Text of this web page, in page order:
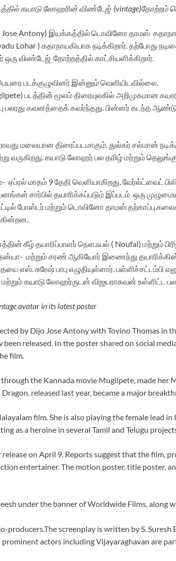
கயாடு லோஹரின் விண்டேஜ் (vintage)தோற்றம்
Antony) இயக்கத்தில் டொவினோ தாமஸ்
Lohar ) கதாநாயகியாக நடிக்கிறார். தற்போது
விண்டேஜ் தோற்றத்தில் காட்சியளிக்கிறார்.
படக்குழுவினர் இன்னும் வெளியிடவில்லை.
படத்தின் மூலம் திரையுலகில் அறிமுகமான
பலரது கவனத்தைக் கவர்ந்தது. பின்னர் கடந்த
மலையான திரைப்படமாகும். துல்கர் சல்மான்
வருகிறது. கயாடு லோஹர் பல தமிழ் மற்றும்
ஏப்ரல் மாதம் 9 தேதி வெளியாகிறது. வேர்ல்ட்வைட்
சார்பில் தயாரிக்கப்படும் இப்படம் ஒரு
போஸ்டர் மற்றும் டொவினோ தாமஸ் தற்காப்பு
கீழ் தயாரிப்பாளர் நௌஃபல் ( Noufal) மற்றும்
மற்றும் சரண் ஆகியோர் இணைந்து
எஸ். சுரேஷ் பாபு எழுதியுள்ளார். பள்ளிச்சட்டம்பி
கயாடு லோஹர்ருடன் விஜயராகவன் உள்ளிட்ட பல
avatar in its latest poster
by Dijo Jose Antony with Tovino Thomas in
released. In the poster shared on social
film.
the Kannada movie Mugilpete, made
released last year, became a major
film. She is also playing the female lead
as a heroine in several Tamil and Telugu
on April 9. Reports suggest that the film,
entertainer. The motion poster, title poster,
under the banner of Worldwide Films, along
producers.The screenplay is written by S.
actors including Vijayaraghavan are